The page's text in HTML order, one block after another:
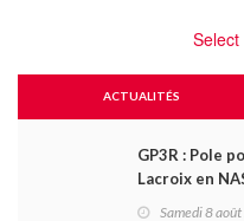
ACTUALITÉS
GP3R : Pole
Lacroix en
Samedi 8